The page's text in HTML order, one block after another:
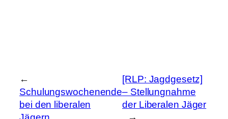
←
Schulungswochenende
bei den liberalen
[RLP: Jagdgesetz]
– Stellungnahme
der Liberalen Jäger